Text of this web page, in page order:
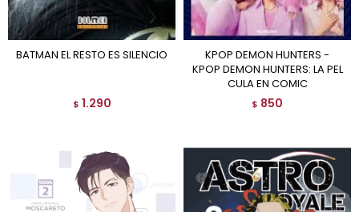
BATMAN EL RESTO ES SILENCIO
$ 1.290
KPOP DEMON HUNTERS -
KPOP DEMON HUNTERS: LA PEL
CULA EN COMIC
$ 850